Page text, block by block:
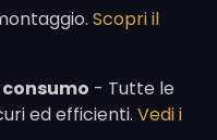
Scopri il
consumo - Tutte le
ed efficienti. Vedi i